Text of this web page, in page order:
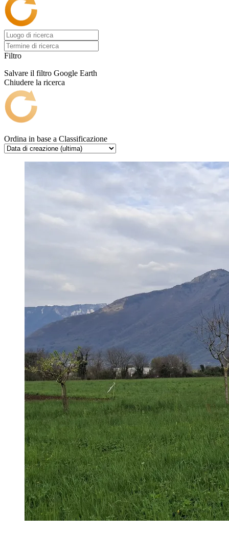
Filtro
Salvare il filtro Google Earth
Chiudere la ricerca
Ordina in base a Classificazione